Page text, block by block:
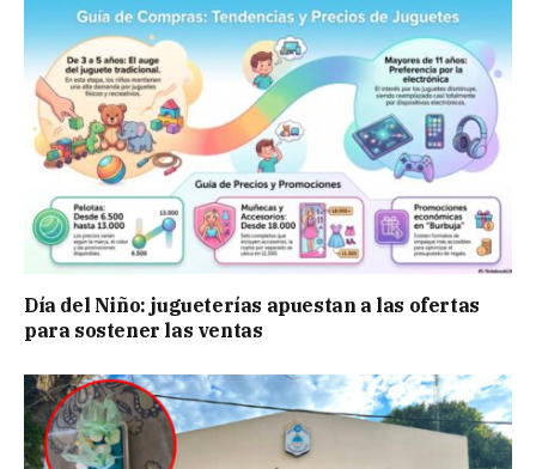
Día del Niño: jugueterías apuestan a las ofertas
para sostener las ventas